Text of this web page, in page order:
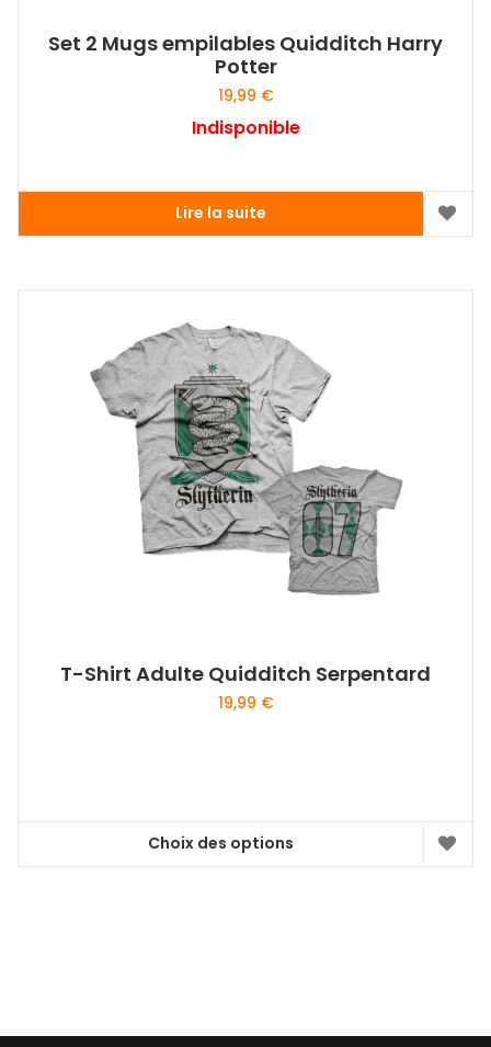
Set 2 Mugs empilables Quidditch Harry
Potter
19,99 €
Indisponible
Lire la suite
T-Shirt Adulte Quidditch Serpentard
19,99 €
Choix des options
Ce
peuvent